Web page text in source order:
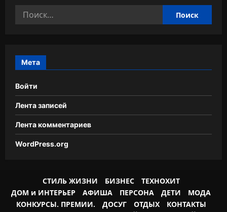
Найти:
Мета
Войти
Лента записей
Лента комментариев
WordPress.org
СТИЛЬ ЖИЗНИ БИЗНЕС
ТЕХНОХИТ
ДОМ и ИНТЕРЬЕР
АФИША ПЕРСОНА ДЕТИ
МОДА
КОНКУРСЫ. ПРЕМИИ.
ДОСУГ ОТДЫХ
КОНТАКТЫ